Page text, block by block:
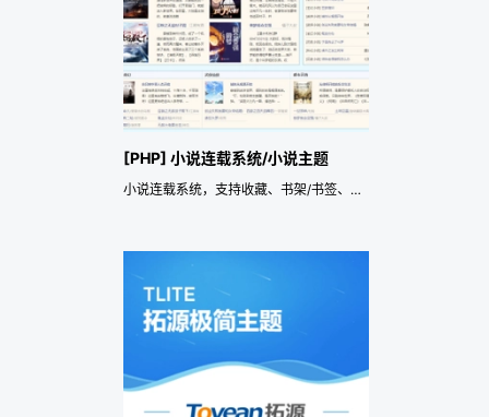
[PHP] 小说连载系统/小说主题
小说连载系统，支持收藏、书架/书签、全本、排行、阅读记录